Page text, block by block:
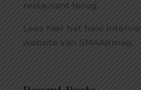
restaurant terug.
Lees hier het hele
website van SMAAKmag.